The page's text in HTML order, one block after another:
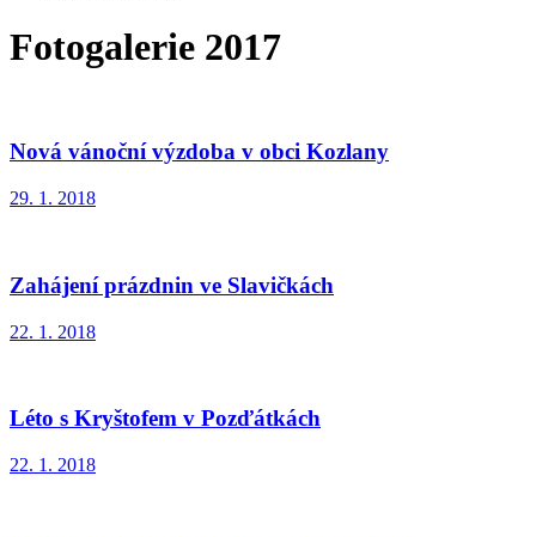
Fotogalerie 2017
Nová vánoční výzdoba v obci Kozlany
29. 1. 2018
Zahájení prázdnin ve Slavičkách
22. 1. 2018
Léto s Kryštofem v Pozďátkách
22. 1. 2018